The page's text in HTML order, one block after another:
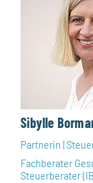
Sibylle
Partnerin |
Fachberater
Steuerberater